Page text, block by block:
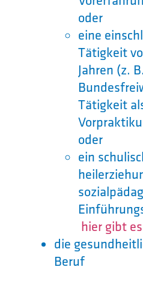
oder
eine
Tätigkeit
Jahren (z.
Tätigkeit
oder
ein
hier gibt
die
Beruf